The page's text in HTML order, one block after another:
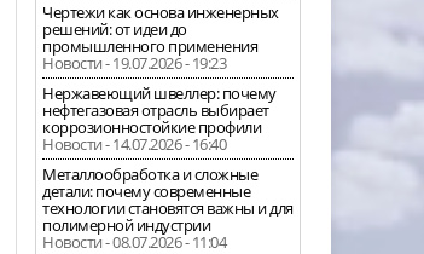
Чертежи как основа инженерных
решений: от идеи до
промышленного применения
Новости - 19.07.2026 - 19:23
Нержавеющий швеллер: почему
нефтегазовая отрасль выбирает
коррозионностойкие профили
Новости - 14.07.2026 - 16:40
Металлообработка и сложные
детали: почему современные
технологии становятся важны и для
полимерной индустрии
Новости - 08.07.2026 - 11:04